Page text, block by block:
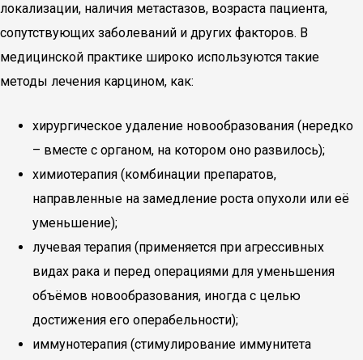
локализации, наличия метастазов, возраста пациента,
сопутствующих заболеваний и других факторов. В
медицинской практике широко используются такие
методы лечения карцином, как:
хирургическое удаление новообразования (нередко
– вместе с органом, на котором оно развилось);
химиотерапия (комбинации препаратов,
направленные на замедление роста опухоли или её
уменьшение);
лучевая терапия (применяется при агрессивных
видах рака и перед операциями для уменьшения
объёмов новообразования, иногда с целью
достижения его операбельности);
иммунотерапия (стимулирование иммунитета